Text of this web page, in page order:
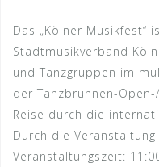
Das „Kölner Musikfest“
Stadtmusikverband
und Tanzgruppen im
der Tanzbrunnen-
Reise durch die
Durch die
Veranstaltungszeit: